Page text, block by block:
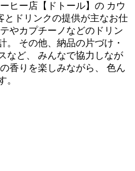
ヒー店【ドトール】の カウ
とドリンクの提供が主なお仕
やカプチーノなどのドリン
。 その他、納品の片づけ・
など、 みんなで協力しなが
香りを楽しみながら、 色ん
。